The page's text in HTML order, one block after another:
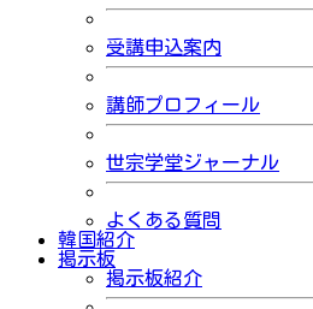
受講申込案内
講師プロフィール
世宗学堂ジャーナル
よくある質問
韓国紹介
掲示板
掲示板紹介